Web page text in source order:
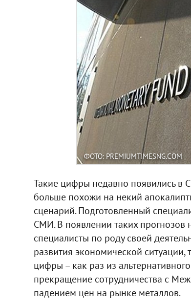
ФОТО: PREMIUMTIMESNG.COM
Такие цифры недавно появились в
больше похожи на некий
сценарий. Подготовленный
СМИ. В появлении таких
специалисты по роду своей
развития экономической
цифры – как раз из
прекращение сотрудничества с
падением цен на рынке металлов.